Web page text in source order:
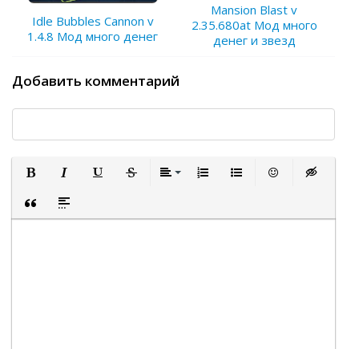
Idle Bubbles Cannon v
1.4.8 Мод много денег
Mansion Blast v
2.35.680at Мод много
денег и звезд
Добавить комментарий
Вставка цитаты
Вставка спойлера